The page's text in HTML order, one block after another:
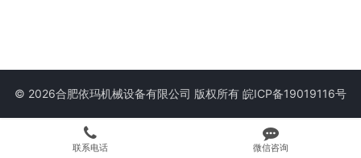
© 2026合肥依玛机械设备有限公司 版权所有 皖ICP备19019116号
联系电话 微信咨询